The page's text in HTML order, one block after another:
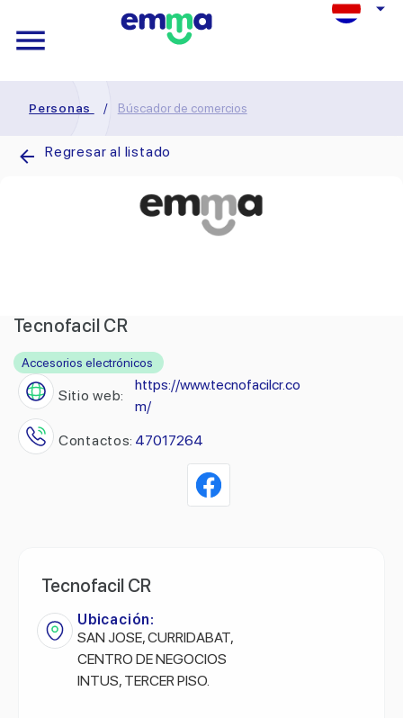
Personas / Búscador de comercios
Regresar al listado
Tecnofacil CR
Accesorios electrónicos
Sitio web:
https://www.tecnofacilcr.co
m/
Contactos: 47017264
Tecnofacil CR
Ubicación:
SAN JOSE, CURRIDABAT,
CENTRO DE NEGOCIOS
INTUS, TERCER PISO.